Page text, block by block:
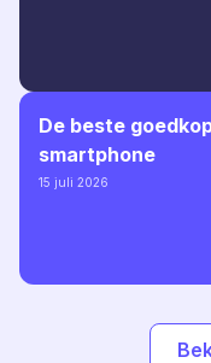
De beste
smartphone
15 juli 2026